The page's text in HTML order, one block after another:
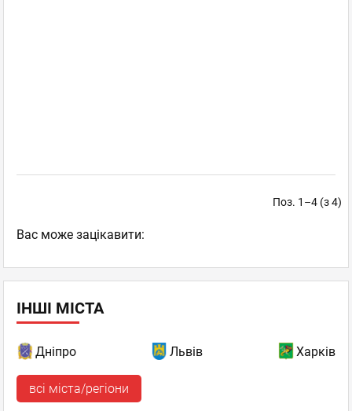
Поз. 1–4 (з 4)
Вас може зацікавити:
ІНШІ МІСТА
Дніпро Львів Харків
всі міста/регіони